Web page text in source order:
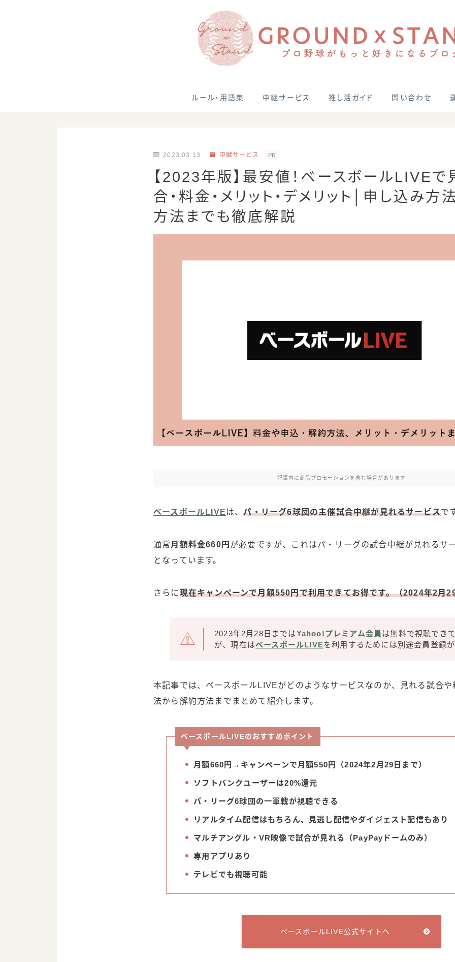
ルール・用語集 中継サービス 推し活ガイド 問い合わせ
2023.03.13 中継サービス PR
【2023年版】最安値！ベースボールLIVEで
合・料金・メリット・デメリット│申し込み方
方法までも徹底解説
記事内に商品プロモーションを含む場合があります
ベースボールLIVEは、パ・リーグ6球団の主催試合中継が見れるサービスで
通常月額料金660円 が必要ですが、これはパ・リーグの試合中継が見れるサ
となっています。
さらに現在キャンペーンで月額550円で利用できてお得です。（2024年2月
2023年2月28日まではYahoo!プレミアム会員は無料で視聴でき
が、現在はベースボールLIVEを利用するためには別途会員登録
本記事では、ベースボールLIVEがどのようなサービスなのか、見れる試合
法から解約方法までまとめて紹介します。
ベースボールLIVEのおすすめポイント
月額660円→キャンペーンで月額550円（2024年2月29日まで）
ソフトバンクユーザーは20%還元
パ・リーグ6球団の一軍戦が視聴できる
リアルタイム配信はもちろん、見逃し配信やダイジェスト配信もあり
マルチアングル・VR映像で試合が見れる（PayPayドームのみ）
専用アプリあり
テレビでも視聴可能
ベースボールLIVE公式サイトへ